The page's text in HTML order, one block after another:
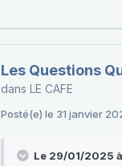
Les Questions
dans LE CAFE
Posté(e) le 31 janvier
Le 29/01/2025